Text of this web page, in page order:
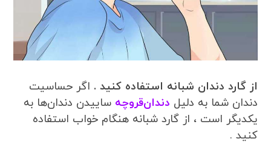
از گارد دندان شبانه استفاده کنید . اگر حساسیت
دندان شما به دلیل دندان‌قروچه ساییدن دندان‌ها به
یکدیگر است ، از گارد شبانه هنگام خواب استفاده
کنید .